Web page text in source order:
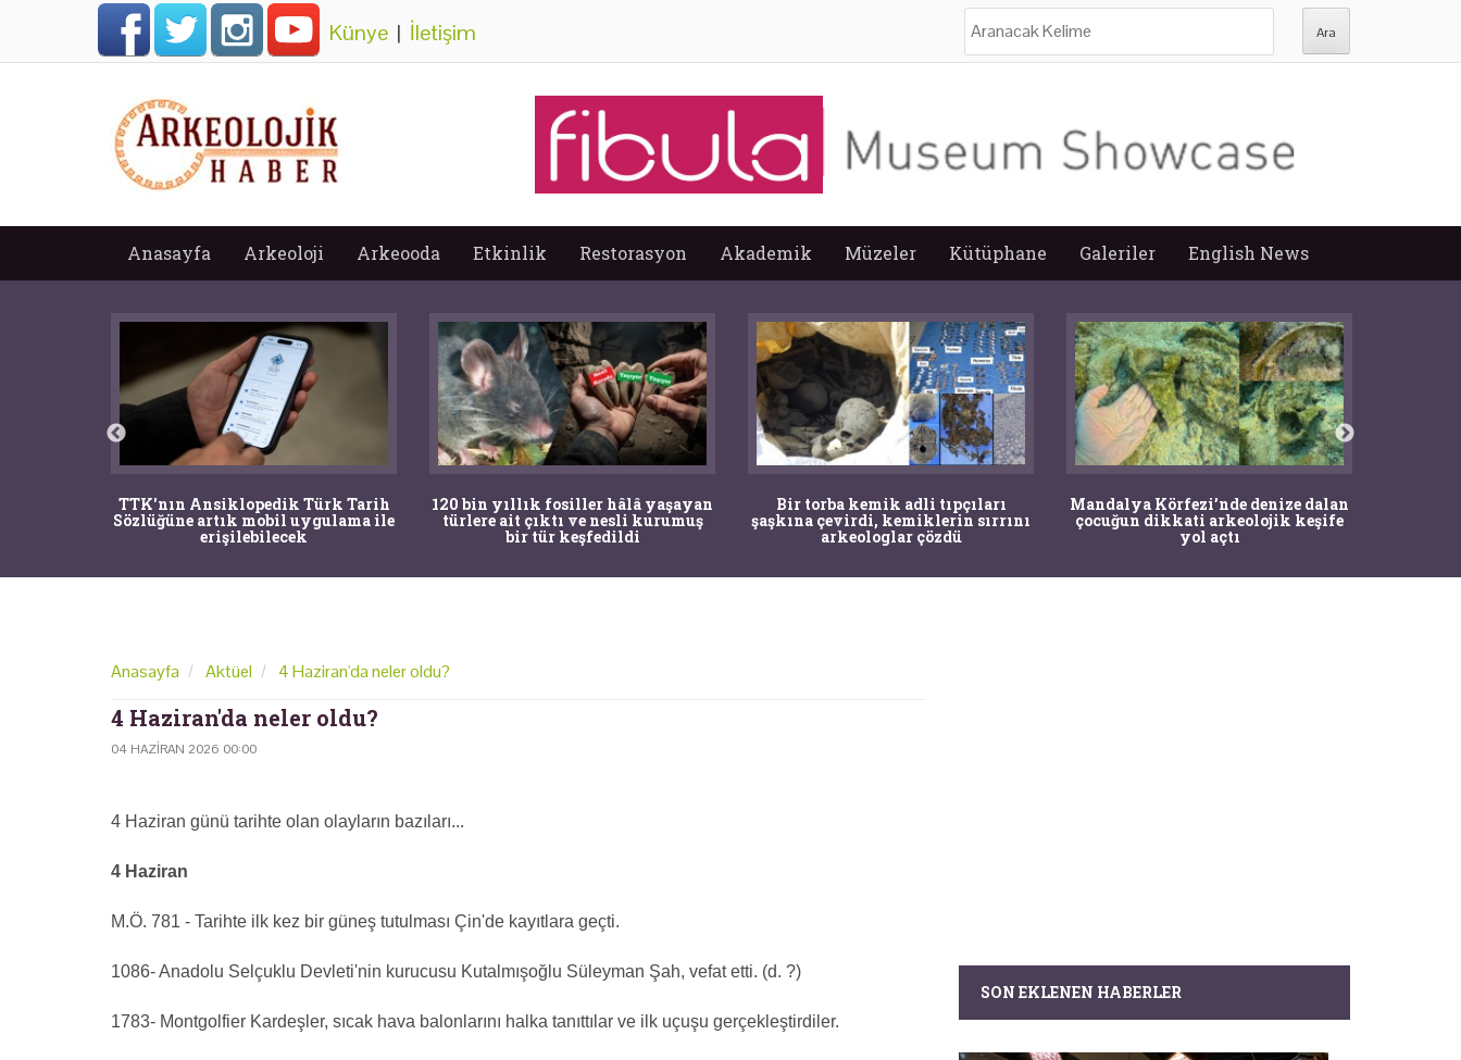
Künye | İletişim
Anasayfa Arkeoloji Arkeooda Etkinlik Restorasyon Akademik Müzeler Kütüphane Galeriler English News
TTK'nın Ansiklopedik Türk Tarih
Sözlüğüne artık mobil uygulama ile
erişilebilecek
120 bin yıllık fosiller hâlâ yaşayan
türlere ait çıktı ve nesli kurumuş
bir tür keşfedildi
Bir torba kemik adli tıpçıları
şaşkına çevirdi, kemiklerin sırrını
arkeologlar çözdü
Mandalya Körfezi’nde denize dalan
çocuğun dikkati arkeolojik keşife
yol açtı
Anasayfa Aktüel 4 Haziran'da neler oldu?
4 Haziran'da neler oldu?
04 HAZIRAN 2026 00:00
4 Haziran günü tarihte olan olayların bazıları...
4 Haziran
M.Ö. 781 - Tarihte ilk kez bir güneş tutulması Çin'de kayıtlara geçti.
1086- Anadolu Selçuklu Devleti'nin kurucusu Kutalmışoğlu Süleyman Şah, vefat etti. (d. ?)
1783- Montgolfier Kardeşler, sıcak hava balonlarını halka tanıttılar ve ilk uçuşu gerçekleştirdiler.
SON EKLENEN HABERLER